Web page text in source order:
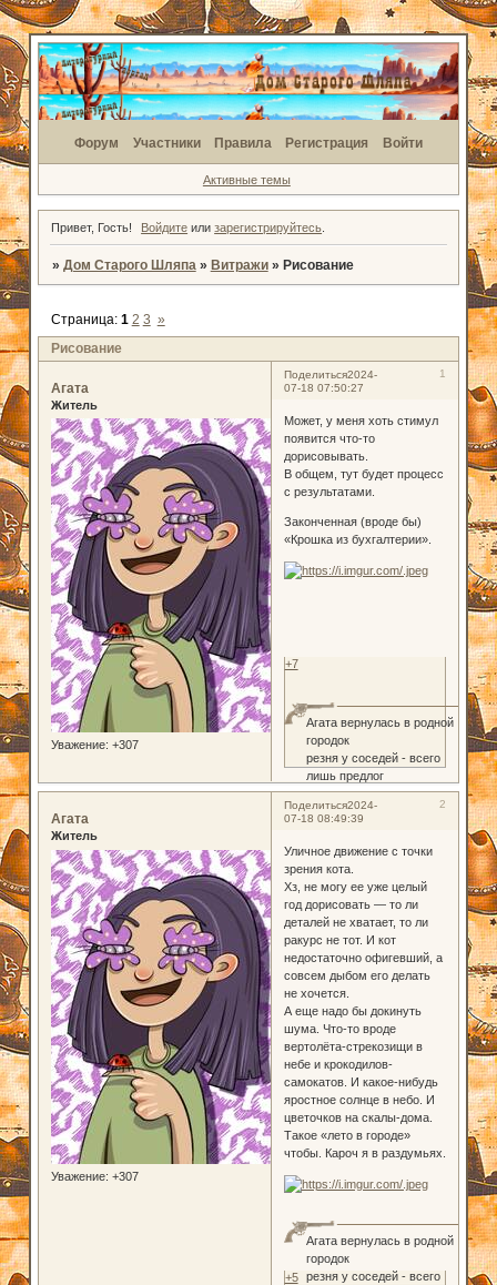
Форум Участники Правила Регистрация Войти
Активные темы
Привет, Гость! Войдите илизарегистрируйтесь
» Дом Старого Шляпа » Витражи » Рисование
Рисование
Страница: 1 2 3 »
Поделиться 1
2024-
07-18 07:50:27
Агата
Житель
Уважение: +307
Может, у меня хоть стимул
появится что-то
дорисовывать.
В общем, тут будет процесс
с результатами.
Законченная (вроде бы)
«Крошка из бухгалтерии».
Агата вернулась в родной
городок
резня у соседей - всего
лишь предлог
+7
Поделиться 2
2024-
07-18 08:49:39
Агата
Житель
Уважение: +307
Уличное движение с точки
зрения кота.
Хз, не могу ее уже целый
год дорисовать — то ли
деталей не хватает, то ли
ракурс не тот. И кот
недостаточно офигевший, а
совсем дыбом его делать
не хочется.
А еще надо бы докинуть
шума. Что-то вроде
вертолёта-стрекозищи в
небе и крокодилов-
самокатов. И какое-нибудь
яростное солнце в небо. И
цветочков на скалы-дома.
Такое «лето в городе»
чтобы. Кароч я в раздумьях.
Агата вернулась в родной
городок
резня у соседей - всего
+5